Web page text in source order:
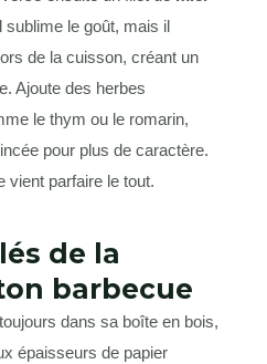
le goût, mais il
de la cuisson, créant un
Ajoute des herbes
le thym ou le romarin,
pour plus de caractère.
vient parfaire le tout.
de la
barbecue
dans sa boîte en bois,
épaisseurs de papier